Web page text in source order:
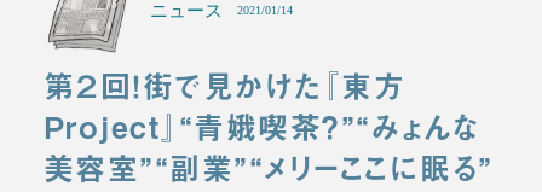
ニュース 2021/01/14
第２回！街で見かけた『東方
Project』“青娥喫茶？”“みょんな
美容室”“副業”“メリーここに眠る”